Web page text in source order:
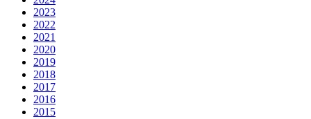
2023
2022
2021
2020
2019
2018
2017
2016
2015